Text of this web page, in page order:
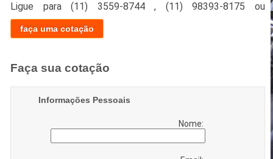
Ligue para(11) 3559-8744 , (11) 98393-8175 ou
faça uma cotação
Faça sua cotação
Informações Pessoais
Nome: